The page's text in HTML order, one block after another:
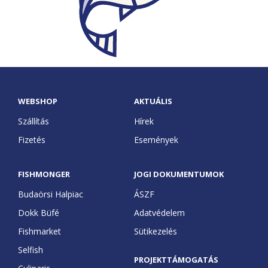
Selfish
GoBuda
Culinaris
Elkészítési technikák
Tudnivalók, tippek
KAPCSOLAT
WEBSHOP
Szállítás
Fizetés
FISHMONGER
Budaörsi Halpiac
Dokk Büfé
Fishmarket
Selfish
AKTUÁLIS
Hírek
Események
JOGI DOKUMENTUMOK
ÁSZF
Adatvédelem
Sütikezelés
PROJEKTTÁMOGATÁS